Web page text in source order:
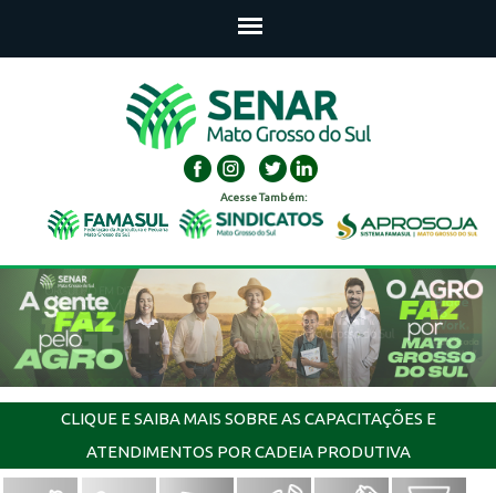
Acesse Também:
CLIQUE E SAIBA MAIS SOBRE AS CAPACITAÇÕES E
ATENDIMENTOS POR CADEIA PRODUTIVA